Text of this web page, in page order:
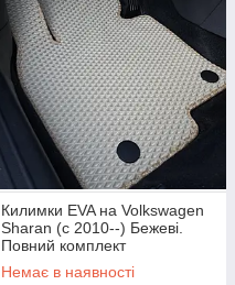
Килимки EVA на Volkswagen
Sharan (c 2010--) Бежеві.
Повний комплект
Немає в наявності